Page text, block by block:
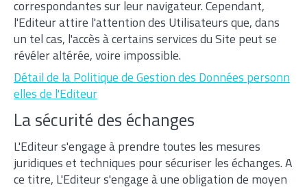
correspondantes sur leur navigateur. Cependant,
l'Editeur attire l'attention des Utilisateurs que, dans
un tel cas, l'accès à certains services du Site peut se
révéler altérée, voire impossible.
Détail de la Politique de Gestion des Données personn
elles de l'Editeur
La sécurité des échanges
L'Editeur s'engage à prendre toutes les mesures
juridiques et techniques pour sécuriser les échanges. A
ce titre, L'Editeur s'engage à une obligation de moyen